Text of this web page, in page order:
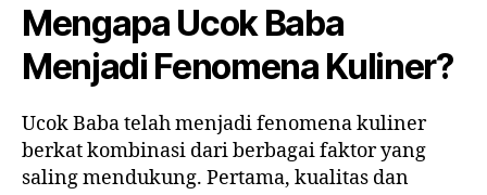
Mengapa Ucok Baba
Menjadi Fenomena Kuliner?
Ucok Baba telah menjadi fenomena kuliner
berkat kombinasi dari berbagai faktor yang
saling mendukung. Pertama, kualitas dan